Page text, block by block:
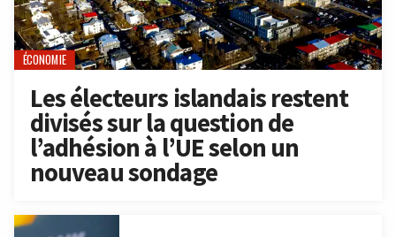
ÉCONOMIE
Les électeurs islandais restent
divisés sur la question de
l’adhésion à l’UE selon un
nouveau sondage